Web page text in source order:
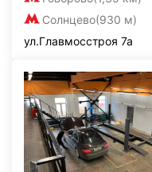
Солнцево(930 м)
ул.Главмосстроя 7а